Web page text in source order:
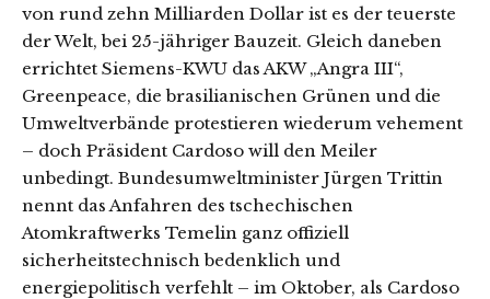
von rund zehn Milliarden Dollar ist es der teuerste
der Welt, bei 25-jähriger Bauzeit. Gleich daneben
errichtet Siemens-KWU das AKW „Angra III“,
Greenpeace, die brasilianischen Grünen und die
Umweltverbände protestieren wiederum vehement
– doch Präsident Cardoso will den Meiler
unbedingt. Bundesumweltminister Jürgen Trittin
nennt das Anfahren des tschechischen
Atomkraftwerks Temelin ganz offiziell
sicherheitstechnisch bedenklich und
energiepolitisch verfehlt – im Oktober, als Cardoso